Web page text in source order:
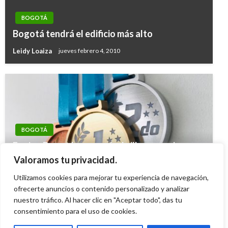
Valoramos tu privacidad.
Utilizamos cookies para mejorar tu experiencia de navegación,
ofrecerte anuncios o contenido personalizado y analizar
nuestro tráfico. Al hacer clic en "Aceptar todo", das tu
consentimiento para el uso de cookies.
BOGOTÁ
Bogotá tendrá el edificio más alto
Leidy Loaiza jueves febrero 4, 2010
BOGOTÁ
Equipo Bogotá comenzó a brillar con primeros
oros en los Juegos Centroamericanos y del
Giovanni Alarcón M. martes julio 28, 2026